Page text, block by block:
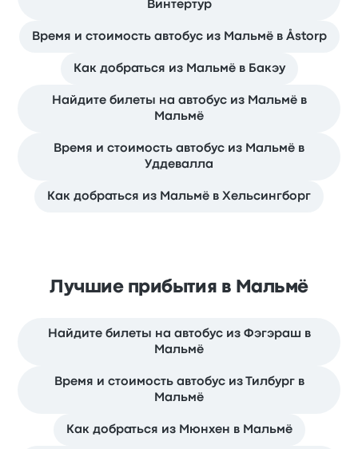
Винтертур
Время и стоимость автобус из Мальмё в Åstorp
Как добраться из Мальмё в Бакэу
Найдите билеты на автобус из Мальмё в
Мальмё
Время и стоимость автобус из Мальмё в
Уддевалла
Как добраться из Мальмё в Хельсингборг
Лучшие прибытия в Мальмё
Найдите билеты на автобус из Фэгэраш в
Мальмё
Время и стоимость автобус из Тилбург в
Мальмё
Как добраться из Мюнхен в Мальмё